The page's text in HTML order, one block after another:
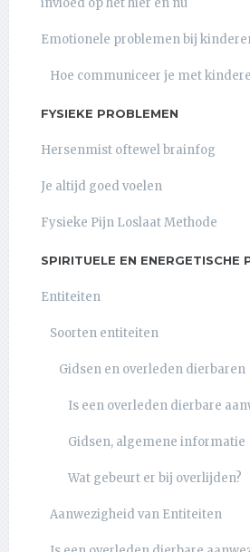
invloed op het hier en nu
Emotionele problemen bij
Hoe communiceer je met
FYSIEKE PROBLEMEN
Hersenmist oftewel brainfog
Je altijd goed voelen
Fysieke Pijn Loslaat Methode
SPIRITUELE EN ENERGETISCHE
Entiteiten
Soorten entiteiten
Gidsen en overleden dierbaren
Is een overleden dierbare
Gidsen, algemene informatie
Wat gebeurt er bij overlijden?
Aanwezigheid van Entiteiten